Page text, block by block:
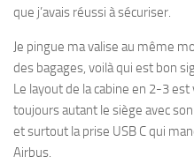
que j’avais réussi à sécuriser.
Je pingue ma valise au même
des bagages, voilà qui est bon
Le layout de la cabine en 2-3
toujours autant le siège avec
et surtout la prise USB C qui
Airbus.